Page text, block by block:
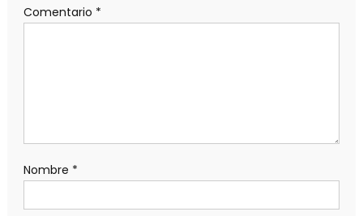
Comentario *
Nombre *